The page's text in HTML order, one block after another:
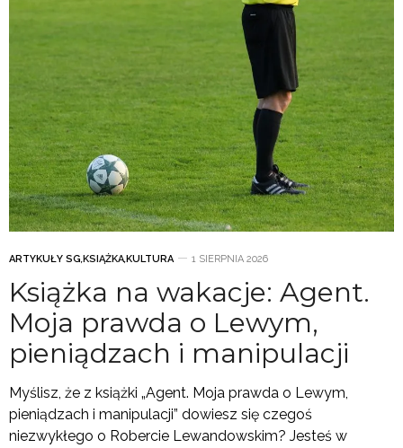
ARTYKUŁY SG,KSIĄŻKA,KULTURA 1 SIERPNIA 2026
Książka na wakacje: Agent.
Moja prawda o Lewym,
pieniądzach i manipulacji
Myślisz, że z książki „Agent. Moja prawda o Lewym,
pieniądzach i manipulacji” dowiesz się czegoś
niezwykłego o Robercie Lewandowskim? Jesteś w